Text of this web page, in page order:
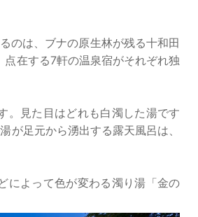
のは、ブナの原生林が残る十和田
在する7軒の温泉宿がそれぞれ独
。見た目はどれも白濁した湯です
足元から湧出する露天風呂は、
によって色が変わる濁り湯「金の